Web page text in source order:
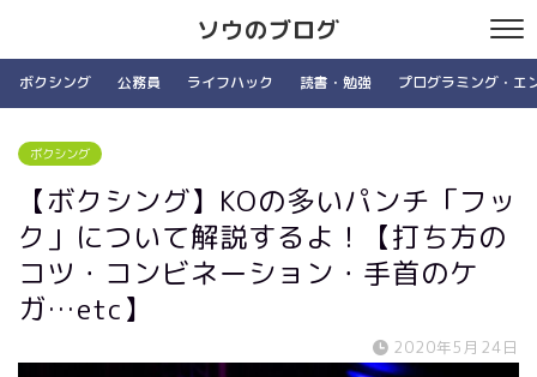
ソウのブログ
ボクシング 公務員 ライフハック 読書・勉強 プログラミング・エ
ボクシング
【ボクシング】KOの多いパンチ「フッ
ク」について解説するよ！【打ち方の
コツ・コンビネーション・手首のケ
ガ…etc】
2020年5月24日